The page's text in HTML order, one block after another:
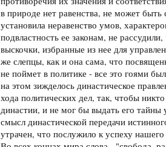
в природе нет равенства, не может
установила неравенство умов,
подвластность ее законам, не
выскочки, избранные из нее для
же слепцы, как и она сама, что
не поймет в политике - все это гоями
на этом зижделось династическое
хода политических дел, так, чтобы
династии, и не мог бы выдать его
смысл династической передачи
утрачен, что послужило к успеху нашего